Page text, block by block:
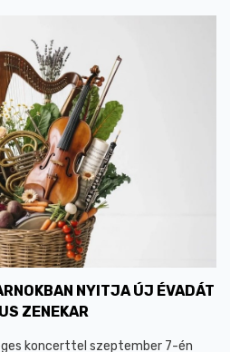
NYITJA ÚJ ÉVADÁT
ZENEKAR
koncerttel szeptember 7-én